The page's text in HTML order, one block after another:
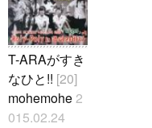
T-ARAがすき
なひと!! [20]
mohemohe2
015.02.24